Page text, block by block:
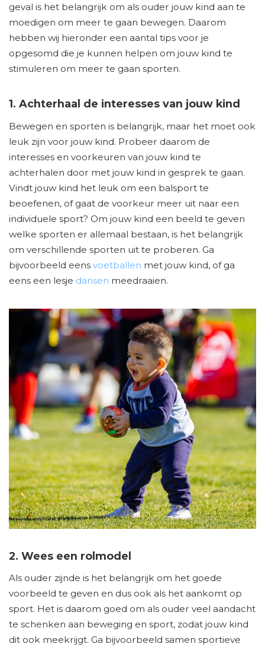
geval is het belangrijk om als ouder jouw kind aan te
moedigen om meer te gaan bewegen. Daarom
hebben wij hieronder een aantal tips voor je
opgesomd die je kunnen helpen om jouw kind te
stimuleren om meer te gaan sporten.
1. Achterhaal de interesses van jouw kind
Bewegen en sporten is belangrijk, maar het moet ook
leuk zijn voor jouw kind. Probeer daarom de
interesses en voorkeuren van jouw kind te
achterhalen door met jouw kind in gesprek te gaan.
Vindt jouw kind het leuk om een balsport te
beoefenen, of gaat de voorkeur meer uit naar een
individuele sport? Om jouw kind een beeld te geven
welke sporten er allemaal bestaan, is het belangrijk
om verschillende sporten uit te proberen. Ga
bijvoorbeeld eens voetballen met jouw kind, of ga
eens een lesje dansen meedraaien.
2. Wees een rolmodel
Als ouder zijnde is het belangrijk om het goede
voorbeeld te geven en dus ook als het aankomt op
sport. Het is daarom goed om als ouder veel aandacht
te schenken aan beweging en sport, zodat jouw kind
dit ook meekrijgt. Ga bijvoorbeeld samen sportieve